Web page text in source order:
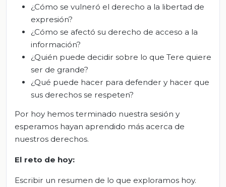
¿Cómo se vulneró el derecho a la libertad de
expresión?
¿Cómo se afectó su derecho de acceso a la
información?
¿Quién puede decidir sobre lo que Tere quiere
ser de grande?
¿Qué puede hacer para defender y hacer que
sus derechos se respeten?
Por hoy hemos terminado nuestra sesión y
esperamos hayan aprendido más acerca de
nuestros derechos.
El reto de hoy:
Escribir un resumen de lo que exploramos hoy.